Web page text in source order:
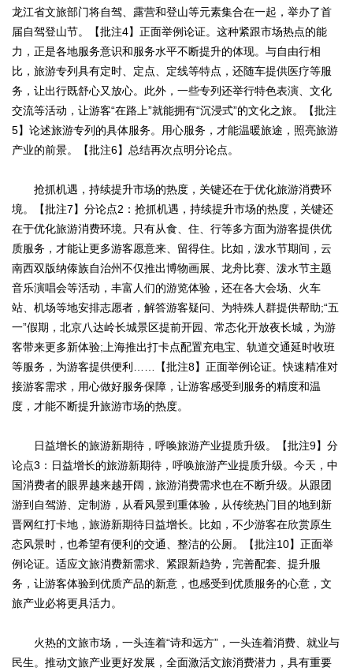
龙江省文旅部门将自驾、露营和登山等元素集合在一起，举办了首
届自驾登山节。【批注4】正面举例论证。这种紧跟市场热点的能
力，正是各地服务意识和服务水平不断提升的体现。与自由行相
比，旅游专列具有定时、定点、定线等特点，还随车提供医疗等服
务，让出行既舒心又放心。此外，一些专列还举行特色表演、文化
交流等活动，让游客“在路上”就能拥有“沉浸式”的文化之旅。【批注
5】论述旅游专列的具体服务。用心服务，才能温暖旅途，照亮旅游
产业的前景。【批注6】总结再次点明分论点。
抢抓机遇，持续提升市场的热度，关键还在于优化旅游消费环
境。【批注7】分论点2：抢抓机遇，持续提升市场的热度，关键还
在于优化旅游消费环境。只有从食、住、行等多方面为游客提供优
质服务，才能让更多游客愿意来、留得住。比如，泼水节期间，云
南西双版纳傣族自治州不仅推出博物画展、龙舟比赛、泼水节主题
音乐演唱会等活动，丰富人们的游览体验，还在各大会场、火车
站、机场等地安排志愿者，解答游客疑问、为特殊人群提供帮助;“五
一”假期，北京八达岭长城景区提前开园、常态化开放夜长城，为游
客带来更多新体验;上海推出打卡点配置充电宝、轨道交通延时收班
等服务，为游客提供便利……【批注8】正面举例论证。快速精准对
接游客需求，用心做好服务保障，让游客感受到服务的精度和温
度，才能不断提升旅游市场的热度。
日益增长的旅游新期待，呼唤旅游产业提质升级。【批注9】分
论点3：日益增长的旅游新期待，呼唤旅游产业提质升级。今天，中
国消费者的眼界越来越开阔，旅游消费需求也在不断升级。从跟团
游到自驾游、定制游，从看风景到重体验，从传统热门目的地到新
晋网红打卡地，旅游新期待日益增长。比如，不少游客在欣赏原生
态风景时，也希望有便利的交通、整洁的公厕。【批注10】正面举
例论证。适应文旅消费新需求、紧跟新趋势，完善配套、提升服
务，让游客体验到优质产品的新意，也感受到优质服务的心意，文
旅产业必将更具活力。
火热的文旅市场，一头连着“诗和远方”，一头连着消费、就业与
民生。推动文旅产业更好发展，全面激活文旅消费潜力，具有重要